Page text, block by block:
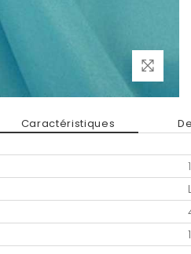
Caractéristiques